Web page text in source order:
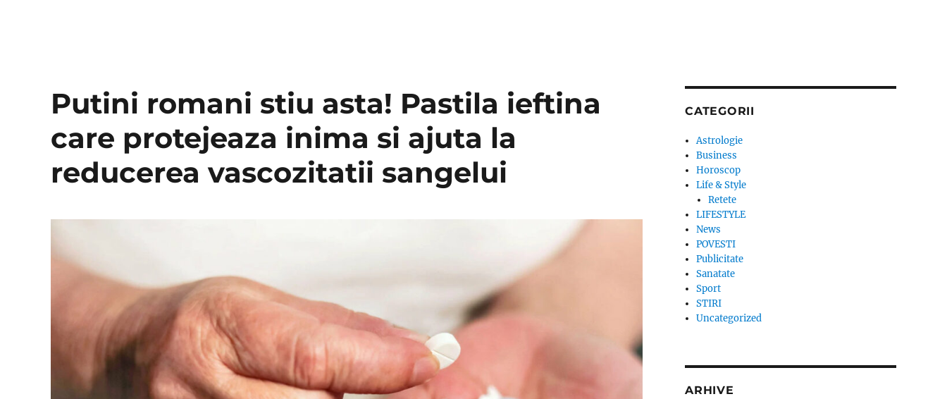
Putini romani stiu asta! Pastila ieftina
care protejeaza inima si ajuta la
reducerea vascozitatii sangelui
CATEGORII
Astrologie
Business
Horoscop
Life & Style
Retete
LIFESTYLE
News
POVESTI
Publicitate
Sanatate
Sport
STIRI
Uncategorized
ARHIVE